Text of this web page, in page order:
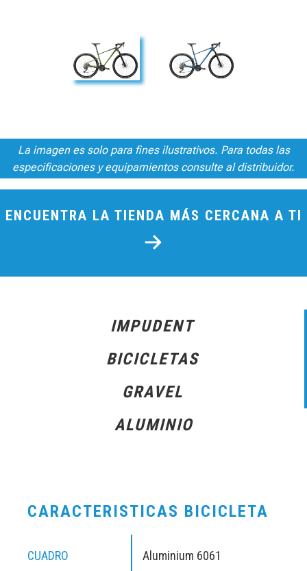
La imagen es solo para fines ilustrativos. Para todas las
especificaciones y equipamientos consulte al distribuidor.
ENCUENTRA LA TIENDA MÁS CERCANA A TI
IMPUDENT
BICICLETAS
GRAVEL
ALUMINIO
CARACTERISTICAS BICICLETA
CUADRO Aluminium 6061